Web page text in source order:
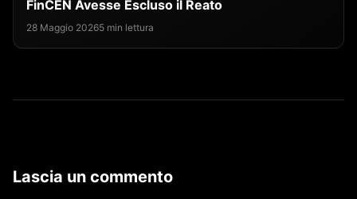
FinCEN Avesse Escluso il Reato
28 Maggio 20265 min lettura
Lascia un commento